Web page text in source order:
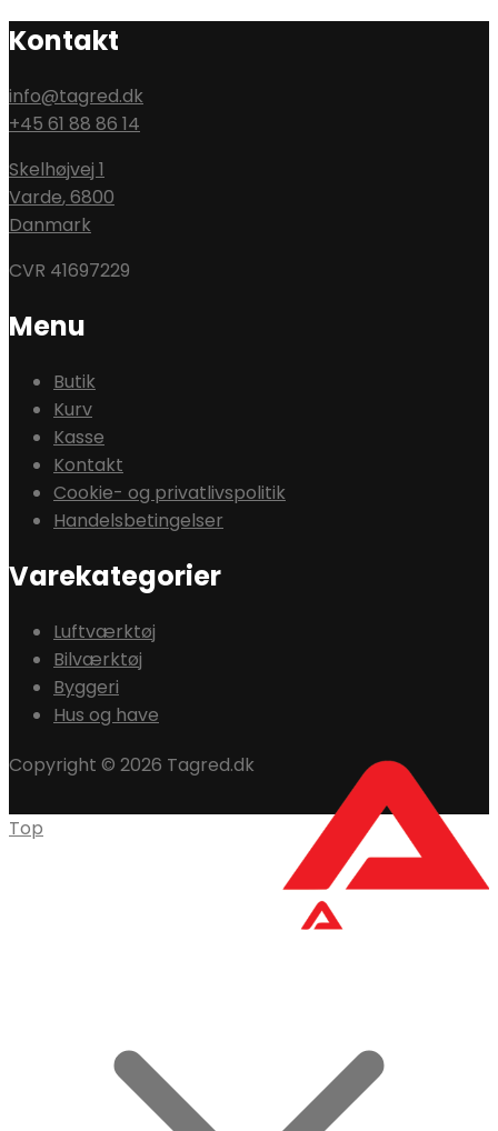
Kontakt
info@tagred.dk
+45 61 88 86 14
Skelhøjvej 1
Varde,6800
Danmark
CVR 41697229
Menu
Butik
Kurv
Kasse
Kontakt
Cookie- og privatlivspolitik
Handelsbetingelser
Varekategorier
Luftværktøj
Bilværktøj
Byggeri
Hus og have
Copyright © 2026 Tagred.dk
Top